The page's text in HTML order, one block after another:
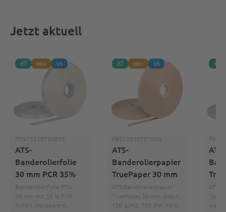
Jetzt aktuell
NEU US
FTN13530750R35
ATS-
Banderolierfolie
30 mm PCR 35%
Banderolierfolie FTN
30 mm mit 35 % PCR-
Anteil, transparent,
NEU US
PBS12030TP700A
ATS-
Banderolierpapier
TruePaper 30 mm
ATS-Banderolierpapier
TruePaper 30 mm, braun,
120 g/m2, 700 lfm, Kern
ATS-
ATS-